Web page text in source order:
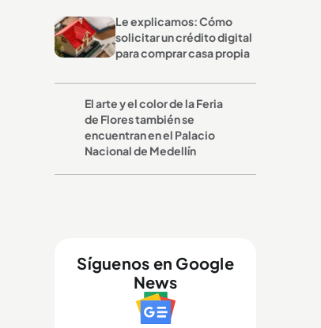
Le explicamos: Cómo
solicitar un crédito digital
para comprar casa propia
El arte y el color de la Feria
de Flores también se
encuentran en el Palacio
Nacional de Medellín
Síguenos en Google
News